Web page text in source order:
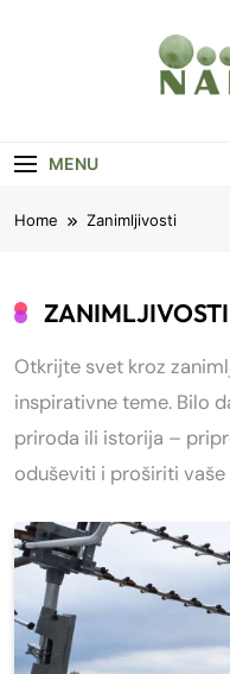
MENU
Home Zanimljivosti
ZANIMLJIVOSTI
Otkrijte svet kroz
inspirativne teme. Bilo
priroda ili istorija –
oduševiti i proširiti vaše